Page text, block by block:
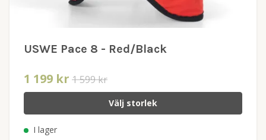
USWE Pace 8 - Red/Black
1 199 kr 1 599 kr
Välj storlek
I lager